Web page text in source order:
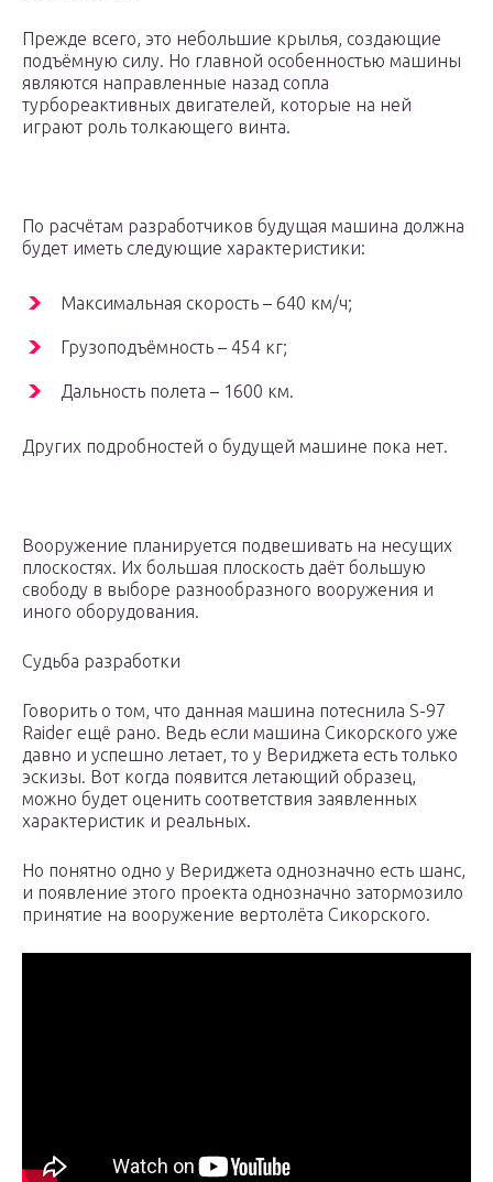
Прежде всего, это небольшие крылья, создающие
подъёмную силу. Но главной особенностью машины
являются направленные назад сопла
турбореактивных двигателей, которые на ней
играют роль толкающего винта.
По расчётам разработчиков будущая машина должна
будет иметь следующие характеристики:
Максимальная скорость – 640 км/ч;
Грузоподъёмность – 454 кг;
Дальность полета – 1600 км.
Других подробностей о будущей машине пока нет.
Вооружение планируется подвешивать на несущих
плоскостях. Их большая плоскость даёт большую
свободу в выборе разнообразного вооружения и
иного оборудования.
Судьба разработки
Говорить о том, что данная машина потеснила S-97
Raider ещё рано. Ведь если машина Сикорского уже
давно и успешно летает, то у Вериджета есть только
эскизы. Вот когда появится летающий образец,
можно будет оценить соответствия заявленных
характеристик и реальных.
Но понятно одно у Вериджета однозначно есть шанс,
и появление этого проекта однозначно затормозило
принятие на вооружение вертолёта Сикорского.